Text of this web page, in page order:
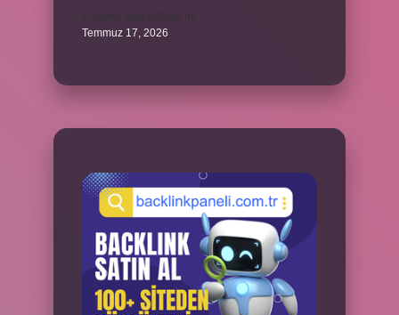
Temmuz 17, 2026